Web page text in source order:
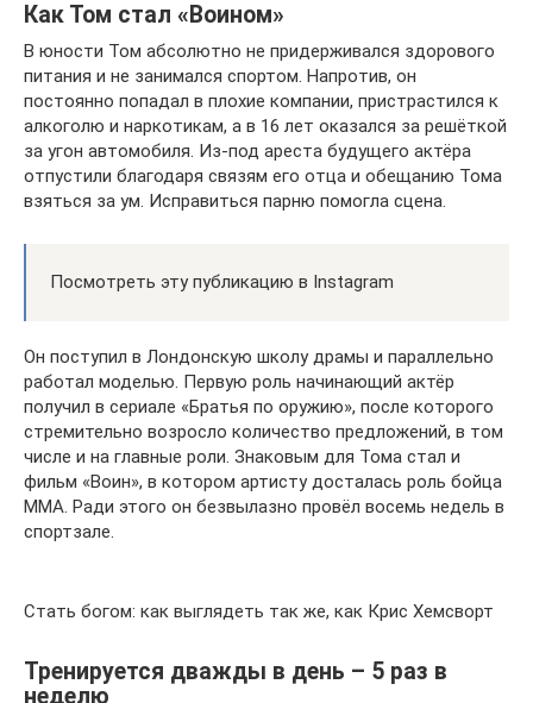
Как Том стал «Воином»
В юности Том абсолютно не придерживался здорового
питания и не занимался спортом. Напротив, он
постоянно попадал в плохие компании, пристрастился к
алкоголю и наркотикам, а в 16 лет оказался за решёткой
за угон автомобиля. Из-под ареста будущего актёра
отпустили благодаря связям его отца и обещанию Тома
взяться за ум. Исправиться парню помогла сцена.
Посмотреть эту публикацию в Instagram
Он поступил в Лондонскую школу драмы и параллельно
работал моделью. Первую роль начинающий актёр
получил в сериале «Братья по оружию», после которого
стремительно возросло количество предложений, в том
числе и на главные роли. Знаковым для Тома стал и
фильм «Воин», в котором артисту досталась роль бойца
ММА. Ради этого он безвылазно провёл восемь недель в
спортзале.
Стать богом: как выглядеть так же, как Крис Хемсворт
Тренируется дважды в день – 5 раз в
неделю